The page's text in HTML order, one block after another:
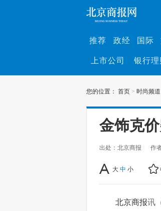
推荐 政经 国际
上市公司 银行理
您的位置： 首页 > 时尚频道
金饰克
出处：北京商报 作
大 中 小
北京商报讯